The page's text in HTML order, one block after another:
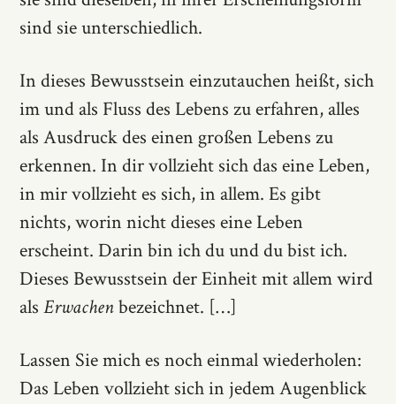
sind sie unterschiedlich.
In dieses Bewusstsein einzutauchen heißt, sich
im und als Fluss des Lebens zu erfahren, alles
als Ausdruck des einen großen Lebens zu
erkennen. In dir vollzieht sich das eine Leben,
in mir vollzieht es sich, in allem. Es gibt
nichts, worin nicht dieses eine Leben
erscheint. Darin bin ich du und du bist ich.
Dieses Bewusstsein der Einheit mit allem wird
alsErwachenbezeichnet. […]
Lassen Sie mich es noch einmal wiederholen:
Das Leben vollzieht sich in jedem Augenblick